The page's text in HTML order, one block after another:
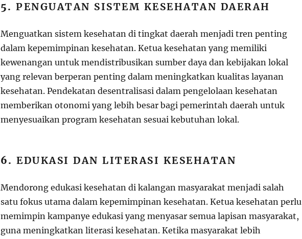
5.PENGUATAN SISTEM KESEHATAN DAERAH
Menguatkan sistem kesehatan di tingkat daerah menjadi tren penting
dalam kepemimpinan kesehatan. Ketua kesehatan yang memiliki
kewenangan untuk mendistribusikan sumber daya dan kebijakan lokal
yang relevan berperan penting dalam meningkatkan kualitas layanan
kesehatan. Pendekatan desentralisasi dalam pengelolaan kesehatan
memberikan otonomi yang lebih besar bagi pemerintah daerah untuk
menyesuaikan program kesehatan sesuai kebutuhan lokal.
6.EDUKASI DAN LITERASI KESEHATAN
Mendorong edukasi kesehatan di kalangan masyarakat menjadi salah
satu fokus utama dalam kepemimpinan kesehatan. Ketua kesehatan perlu
memimpin kampanye edukasi yang menyasar semua lapisan masyarakat,
guna meningkatkan literasi kesehatan. Ketika masyarakat lebih